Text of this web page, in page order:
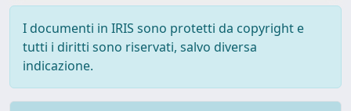
I documenti in IRIS sono protetti da copyright e
tutti i diritti sono riservati, salvo diversa
indicazione.